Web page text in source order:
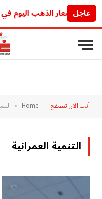
عاجل
أسعار الذهب اليوم في الجزائر السبت 8 أغسطس 2026.. آخر
أنت الآن تتصفح: Home
»
التنمية العمرانية